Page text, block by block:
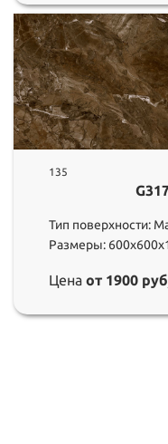
135
Тип поверхности:
Размеры:
Цена от 1900